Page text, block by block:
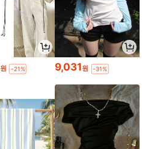
원 -21% 9,031원 -31%